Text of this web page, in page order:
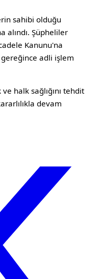
sahibi olduğu
alındı. Şüpheliler
Kanunu'na
adli işlem
halk sağlığını tehdit
devam